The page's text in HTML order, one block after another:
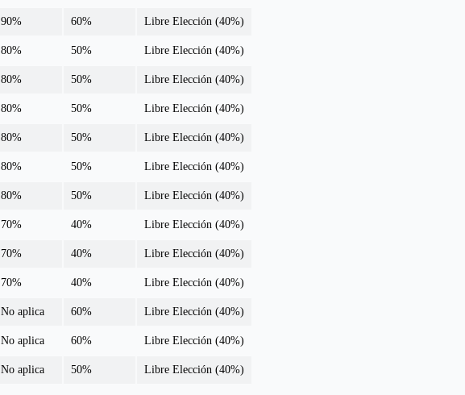
90% 60% Libre Elección (40%)
80% 50% Libre Elección (40%)
80% 50% Libre Elección (40%)
80% 50% Libre Elección (40%)
80% 50% Libre Elección (40%)
80% 50% Libre Elección (40%)
80% 50% Libre Elección (40%)
70% 40% Libre Elección (40%)
70% 40% Libre Elección (40%)
70% 40% Libre Elección (40%)
No aplica 60% Libre Elección (40%)
No aplica 60% Libre Elección (40%)
No aplica 50% Libre Elección (40%)